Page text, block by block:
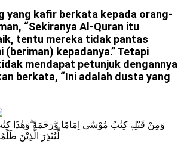
yang kafir berkata kepada orang-
“Sekiranya Al-Quran itu
tentu mereka tidak pantas
(beriman) kepadanya.” Tetapi
mendapat petunjuk dengannya
berkata, “Ini adalah dusta yang
وَمِنْ قَبْلِهٖ كِتٰبُ مُوْسٰٓى اِمَامًا وَّرَحْمَةً ۗوَهٰذَا
لِّيُنْذِرَ الَّذِيْنَ